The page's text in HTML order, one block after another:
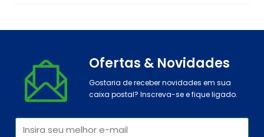
Ofertas & Novidades
Gostaria de receber novidades em sua
caixa postal? Inscreva-se e fique ligado.